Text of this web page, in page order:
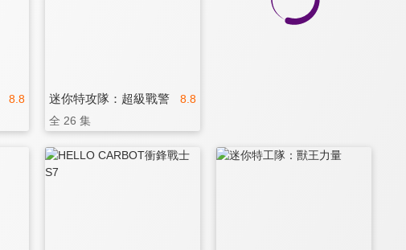
8.8 8.8
迷你特攻隊：超級戰警
全 26 集